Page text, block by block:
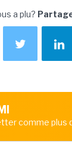
a plu?
comme plus